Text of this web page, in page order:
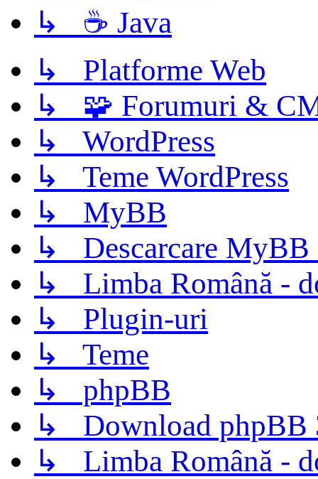
↳ ☕ Java
↳ Platforme Web
↳ 🧩 Forumuri &
↳ WordPress
↳ Teme WordPress
↳ MyBB
↳ Descarcare MyBB
↳ Limba Română -
↳ Plugin-uri
↳ Teme
↳ phpBB
↳ Download phpBB
↳ Limba Română -